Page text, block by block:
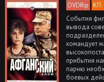
DVDRip КП:
События
вывода
командует
прибытия
парню
боевых